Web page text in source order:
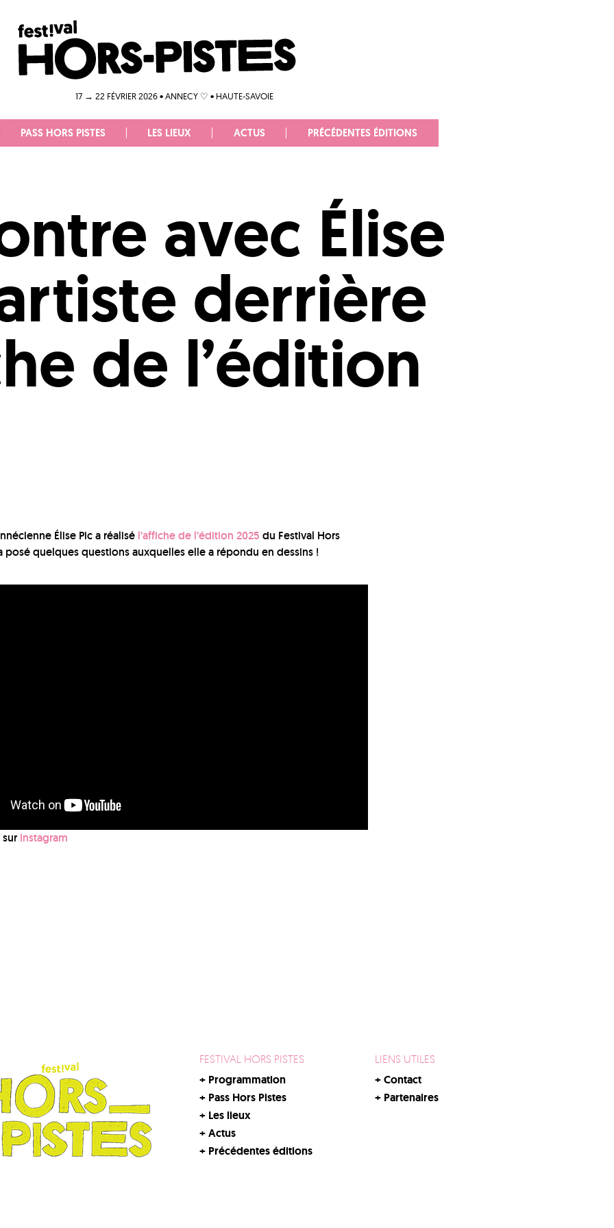
17 → 22 FÉVRIER 2026 • ANNECY ♡ • HAUTE-SAVOIE
PASS HORS PISTES LES LIEUX ACTUS PRÉCÉDENTES ÉDITIONS
avec Élise
derrière
de l’édition
Élise Pic a réalisé l’affiche de l’édition 2025 du Festival Hors
posé quelques questions auxquelles elle a répondu en dessins !
Instagram
FESTIVAL HORS PISTES
+ Programmation
+ Pass Hors Pistes
+ Les lieux
+Actus
+ Précédentes éditions
LIENS UTILES
+Contact
+ Partenaires